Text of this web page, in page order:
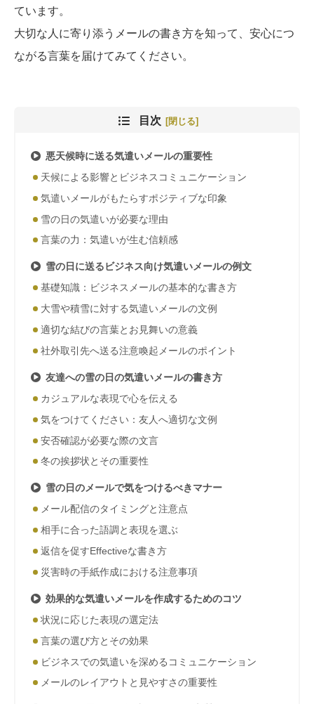
ています。
大切な人に寄り添うメールの書き方を知って、安心につ
ながる言葉を届けてみてください。
目次
悪天候時に送る気遣いメールの重要性
天候による影響とビジネスコミュニケーション
気遣いメールがもたらすポジティブな印象
雪の日の気遣いが必要な理由
言葉の力：気遣いが生む信頼感
雪の日に送るビジネス向け気遣いメールの例文
基礎知識：ビジネスメールの基本的な書き方
大雪や積雪に対する気遣いメールの文例
適切な結びの言葉とお見舞いの意義
社外取引先へ送る注意喚起メールのポイント
友達への雪の日の気遣いメールの書き方
カジュアルな表現で心を伝える
気をつけてください：友人へ適切な文例
安否確認が必要な際の文言
冬の挨拶状とその重要性
雪の日のメールで気をつけるべきマナー
メール配信のタイミングと注意点
相手に合った語調と表現を選ぶ
返信を促すEffectiveな書き方
災害時の手紙作成における注意事項
効果的な気遣いメールを作成するためのコツ
状況に応じた表現の選定法
言葉の選び方とその効果
ビジネスでの気遣いを深めるコミュニケーション
メールのレイアウトと見やすさの重要性